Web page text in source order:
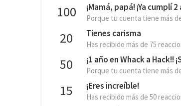
100 ¡Mamá, papá! ¡Ya cumplí
Porque tu cuenta tiene más
20 Tienes carisma
Has recibido más de 75
50 ¡1 año en Whack a Hack!!
Porque tu cuenta tiene más
15 ¡Eres increíble!
Has recibido más de 50